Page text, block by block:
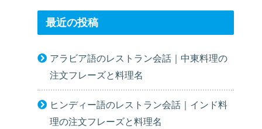
最近の投稿
アラビア語のレストラン会話｜中東料理の
注文フレーズと料理名
ヒンディー語のレストラン会話｜インド料
理の注文フレーズと料理名